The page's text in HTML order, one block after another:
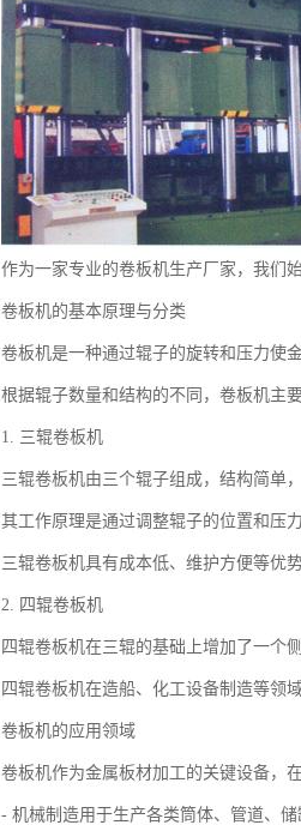
作为一家专业的卷板机生产厂家，我们
卷板机的基本原理与分类
卷板机是一种通过辊子的旋转和压力使
根据辊子数量和结构的不同，卷板机主
1. 三辊卷板机
三辊卷板机由三个辊子组成，结构简单
其工作原理是通过调整辊子的位置和压
三辊卷板机具有成本低、维护方便等优
2. 四辊卷板机
四辊卷板机在三辊的基础上增加了一个
四辊卷板机在造船、化工设备制造等领
卷板机的应用领域
卷板机作为金属板材加工的关键设备，
- 机械制造用于生产各类筒体、管道、储